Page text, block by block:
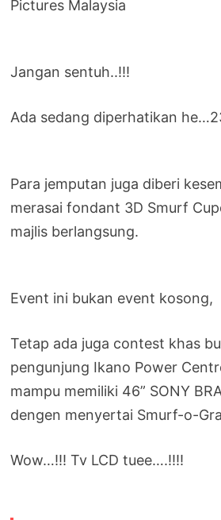
Pictures Malaysia
Jangan sentuh..!!!
Ada sedang diperhatikan
Para jemputan juga diberi
merasai fondant 3D Smurf
majlis berlangsung.
Event ini bukan event kosong,
Tetap ada juga contest khas
pengunjung Ikano Power
mampu memiliki 46” SONY
dengen menyertai Smurf-o-
Wow…!!! Tv LCD tuee….!!!!